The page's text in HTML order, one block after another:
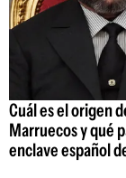
Cuál es el origen
Marruecos y qué
enclave español